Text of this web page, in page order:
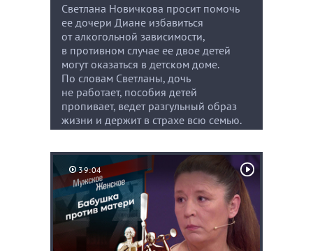
Светлана Новичкова просит помочь
ее дочери Диане избавиться
от алкогольной зависимости,
в противном случае ее двое детей
могут оказаться в детском доме.
По словам Светланы, дочь
не работает, пособия детей
пропивает, ведет разгульный образ
жизни и держит в страхе всю семью.
39:04